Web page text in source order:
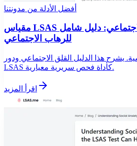
أفضل الأدلة من مدونتنا
مقياس LSAS واضطراب القلق الاجتماعي: دليل شامل
للرهاب الاجتماعي
يشرح هذا الدليل القلق الاجتماعي ودور
LSAS كأداة فحص سريرية معيارية.
اقرأ المزيد